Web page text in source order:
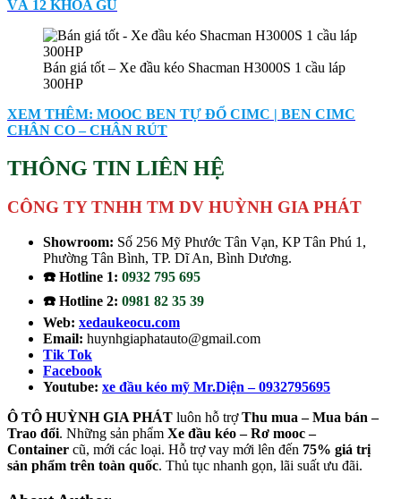
VÀ 12 KHÓA GÙ
Bán giá tốt – Xe đầu kéo Shacman H3000S 1 cầu láp
300HP
XEM THÊM: MOOC BEN TỰ ĐỔ CIMC | BEN CIMC
CHÂN CO – CHÂN RÚT
THÔNG TIN LIÊN HỆ
CÔNG TY TNHH TM DV HUỲNH GIA PHÁT
Showroom: Số 256 Mỹ Phước Tân Vạn, KP Tân Phú 1,
Phường Tân Bình, TP. Dĩ An, Bình Dương.
☎️ Hotline 1: 0932 795 695
☎️ Hotline 2: 0981 82 35 39
Web: xedaukeocu.com
Email: huynhgiaphatauto@gmail.com
Tik Tok
Facebook
Youtube: xe đầu kéo mỹ Mr.Diện – 0932795695
Ô TÔ HUỲNH GIA PHÁT luôn hỗ trợThu mua – Mua bán –
Trao đổi. Những sản phẩm Xe đầu kéo – Rơ mooc –
Container cũ, mới các loại. Hỗ trợ vay mới lên đến 75% giá trị
sản phẩm trên toàn quốc. Thủ tục nhanh gọn, lãi suất ưu đãi.